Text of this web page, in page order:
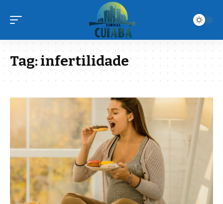
Tag:infertilidade